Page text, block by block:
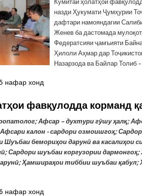
Кумитаи ҳолатҳои
назди Ҳукумати Ҷумҳурии
дафтари намояндагии
Женев ба дастомада
Федератсияи ҷамъияти
Ҳилоли Аҳмар дар
Назарзода ва Байлар Толиб
бо намояндаи Салиби Сурх ва
нафар хонд
фавқулодда корманд
Афсар – духтури гӯшу ҳалқ;
Афсари калон-сардори озмоишгоҳ;
Шуъбаи бемориҳои дарунӣ ва касалиҳои
; Сардори шуъбаи коргузории дармонгоҳ;
; Ҳамшираҳои тиббии шуъбаи қабул;
ҳолатҳои фавқулодда корманд қабул
нафар хонд